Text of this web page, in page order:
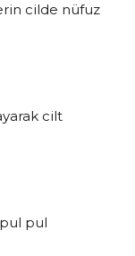
cilde nüfuz
cilt
pul